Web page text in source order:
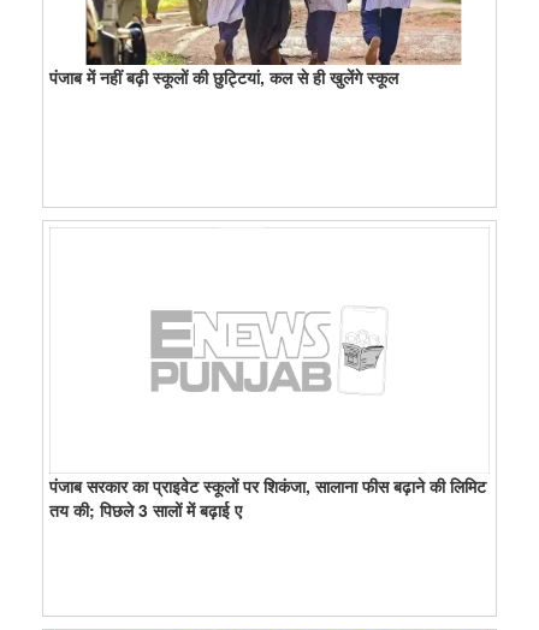
पंजाब में नहीं बढ़ी स्कूलों की छुट्टियां, कल से ही खुलेंगे स्कूल
पंजाब सरकार का प्राइवेट स्कूलों पर शिकंजा, सालाना फीस बढ़ाने की लिमिट
तय की; पिछले 3 सालों में बढ़ाई ए